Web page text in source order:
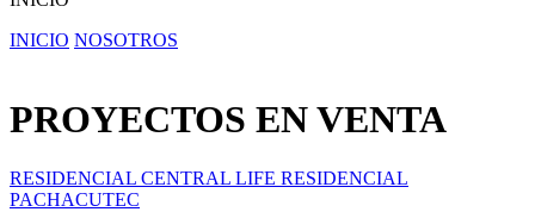
INICIO NOSOTROS
PROYECTOS EN VENTA
RESIDENCIAL CENTRAL LIFE RESIDENCIAL
PACHACUTEC